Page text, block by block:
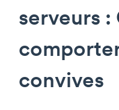
serveurs :
convives